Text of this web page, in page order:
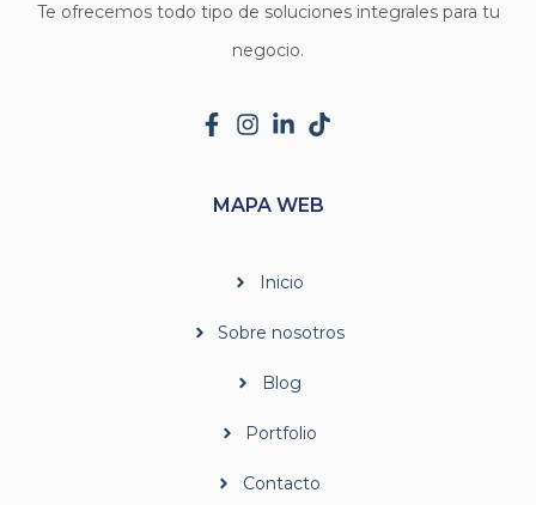
Te ofrecemos todo tipo de soluciones integrales para tu
negocio.
MAPA WEB
Inicio
Sobre nosotros
Blog
Portfolio
Contacto